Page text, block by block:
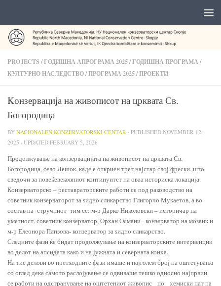
PROJECTS /ГОДИШНА АПРОГРАМА 2025/ГОДИШНА ПРОГРАМА/
КУЛТУРНО НАСЛЕДСТВО/ПРОГРАМА 2025/ПРОЕКТИ
Kонзервација на живописот на црквата Св.
Богородица
BY NACIONALEN KONZERVATORSKI CENTAR · PUBLISHED NOVEMBER 12,
2025 · UPDATED FEBRUARY 5, 2026
Продолжување на конзервацијата на живописот на црквата Св.
Богородица, село Лешок, каде е откриен трет најстар слој фрески, што
сведочи за повеќевековниот континуитет на оваа историска локација.
Конзерваторско – реставраторските работи се под раководство на
советник конзерваторот за ѕидно сликарство Глигорчо Мукаетов, а во
состав на стручниот тим се: м-р Дарко Николовски – историчар на
уметност, советник конзерватор, Орхан Османи– конзерватор на мозаик и
м-р Елеонора Панзова- конзерватор за ѕидно сликарство.
Следните фази ќе бидат продолжување на конзерваторските интервенции
во делот на апсидата како и на јужната и северната конха.
На тие делови во претходните фази имаше и најголем број на оштетувања
со оглед дека самото раслојување се одвиваше тешко односно најпрвин
се работи на одстранување на оштетениот живопис по хемиски пат па